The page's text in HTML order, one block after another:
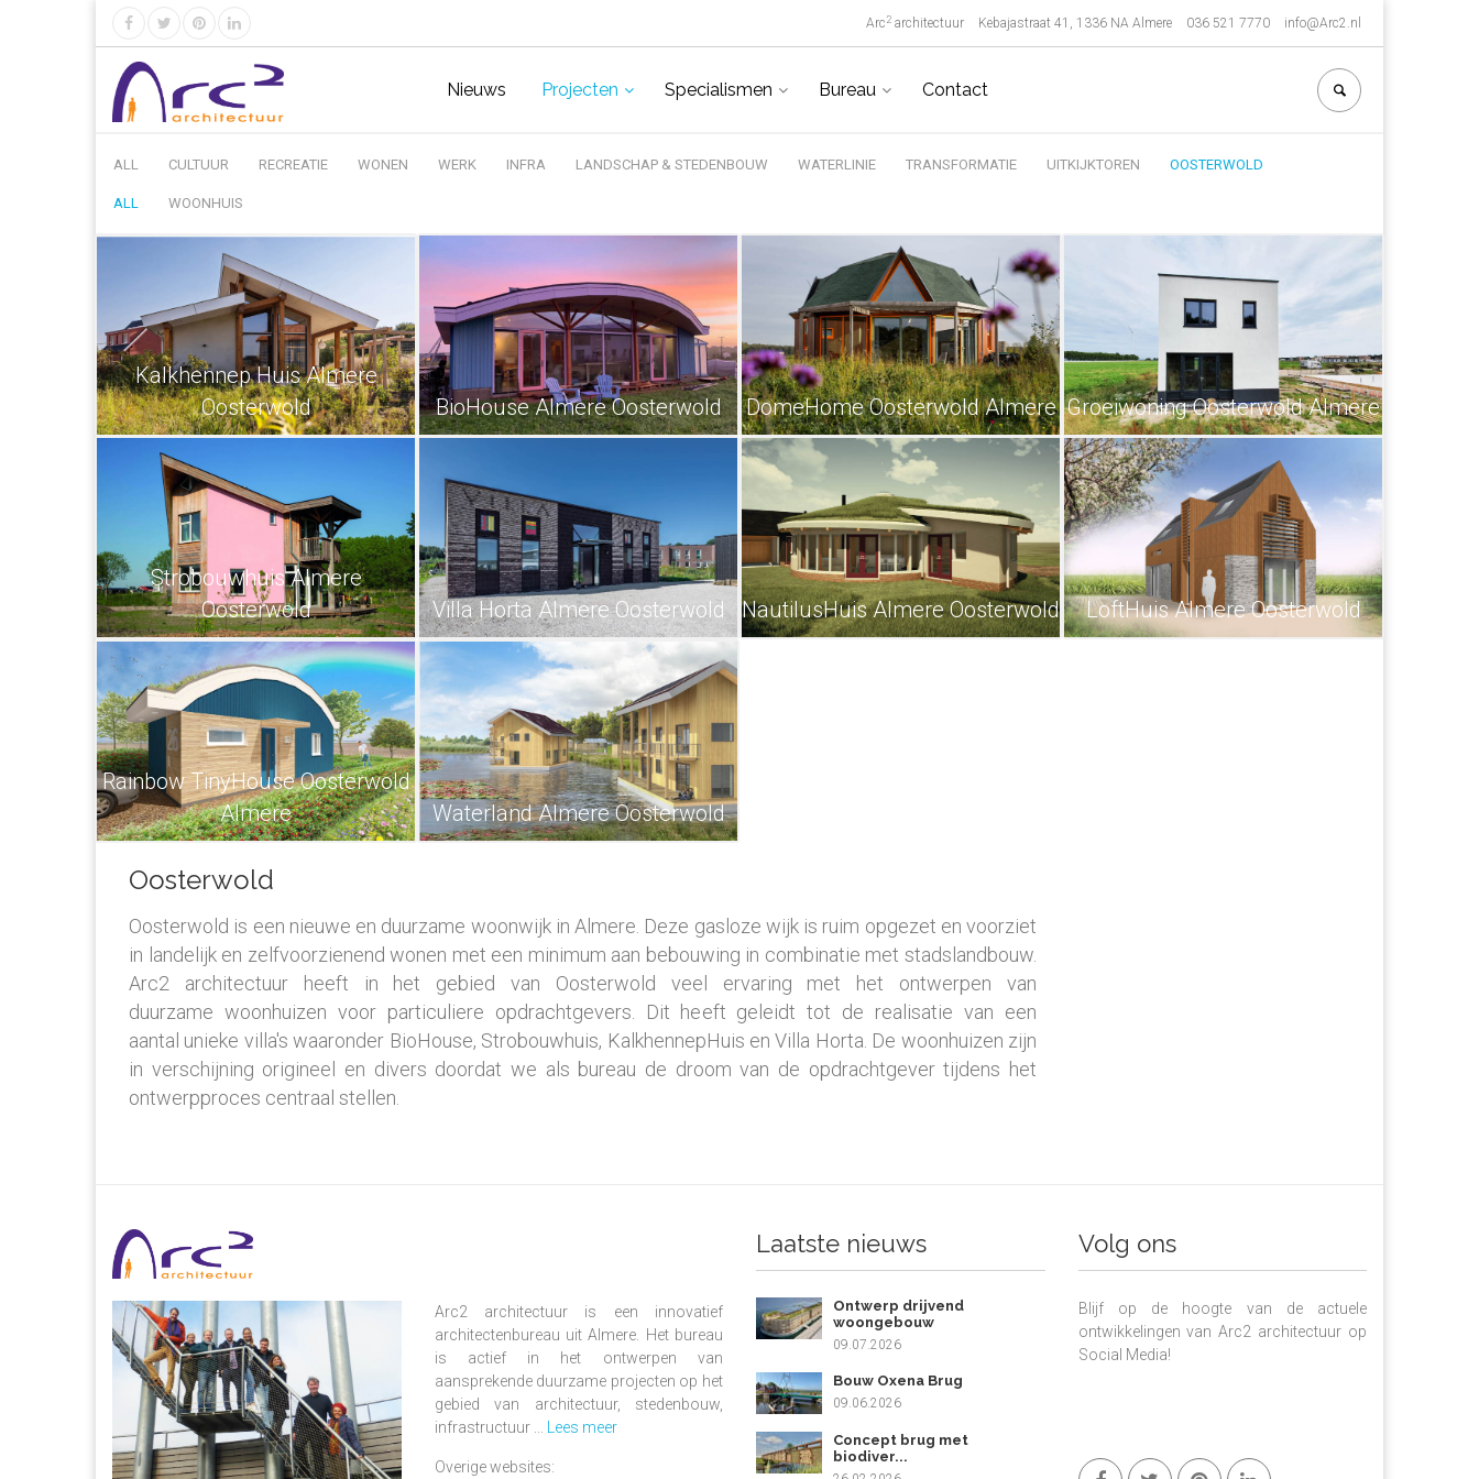
Arc 2 architectuur Kebajastraat 41, 1336 NA Almere 036 521 7770 info@Arc2.nl
Nieuws Projecten Specialismen Bureau Contact
ALL CULTUUR RECREATIE WONEN WERK INFRA LANDSCHAP & STEDENBOUW WATERLINIE TRANSFORMATIE UITKIJKTOREN OOSTERWOLD
ALL WOONHUIS
Kalkhennep Huis Almere
Oosterwold
BioHouse Almere Oosterwold DomeHome Oosterwold Almere Groeiwoning Oosterwold Almere
Strobouwhuis Almere
Oosterwold
Villa Horta Almere Oosterwold NautilusHuis Almere Oosterwold LoftHuis Almere Oosterwold
Rainbow TinyHouse Oosterwold
Almere
Waterland Almere Oosterwold
Oosterwold
Oosterwold is een nieuwe en duurzame woonwijk in Almere. Deze gasloze wijk is ruim opgezet en voorziet
in landelijk en zelfvoorzienend wonen met een minimum aan bebouwing in combinatie met stadslandbouw.
Arc2 architectuur heeft in het gebied van Oosterwold veel ervaring met het ontwerpen van
duurzame woonhuizen voor particuliere opdrachtgevers. Dit heeft geleidt tot de realisatie van een
aantal unieke villa's waaronder BioHouse, Strobouwhuis, KalkhennepHuis en Villa Horta. De woonhuizen zijn
in verschijning origineel en divers doordat we als bureau de droom van de opdrachtgever tijdens het
ontwerpproces centraal stellen.
Arc2 architectuur is een innovatief
architectenbureau uit Almere. Het bureau
is actief in het ontwerpen van
aansprekende duurzame projecten op het
gebied van architectuur, stedenbouw,
infrastructuur ...
Lees meer
Overige websites:
Laatste nieuws
Ontwerp drijvend
woongebouw
09.07.2026
Bouw Oxena Brug
09.06.2026
Concept brug met
biodiver...
Volg ons
Blijf op de hoogte van de actuele
ontwikkelingen van Arc2 architectuur op
Social Media!